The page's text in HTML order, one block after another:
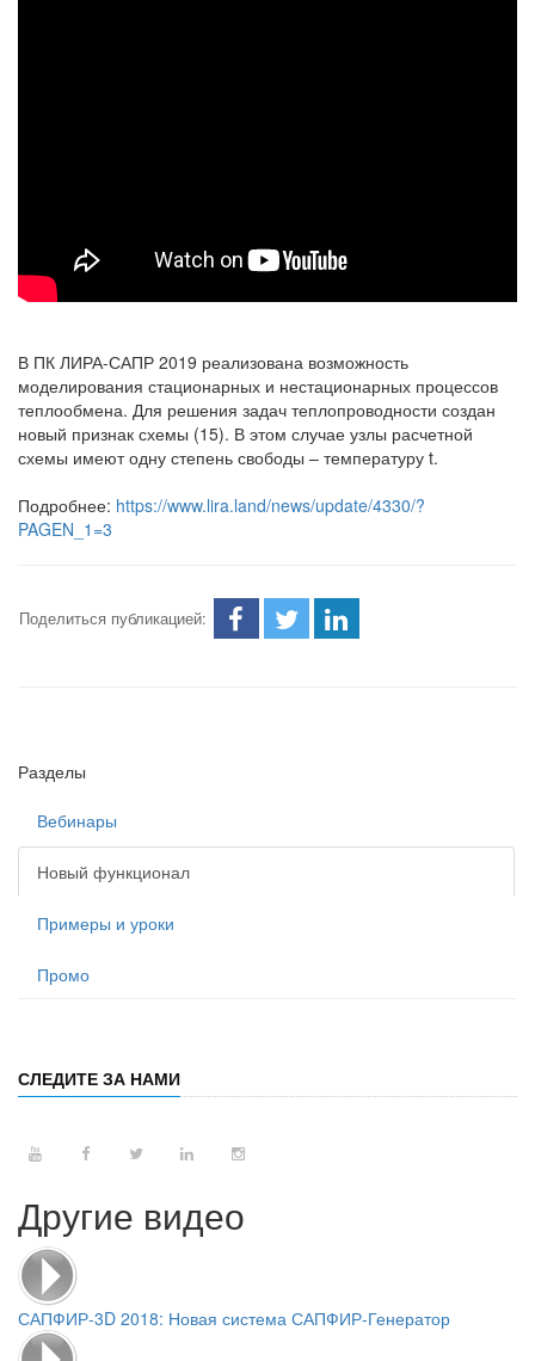
В ПК ЛИРА-САПР 2019 реализована возможность
моделирования стационарных и нестационарных процессов
теплообмена. Для решения задач теплопроводности создан
новый признак схемы (15). В этом случае узлы расчетной
схемы имеют одну степень свободы – температуру t.
Подробнее: https://www.lira.land/news/update/4330/?
PAGEN_1=3
Поделиться публикацией:
Разделы
Вебинары
Новый функционал
Примеры и уроки
Промо
СЛЕДИТЕ ЗА НАМИ
Другие видео
САПФИР-3D 2018: Новая система САПФИР-Генератор